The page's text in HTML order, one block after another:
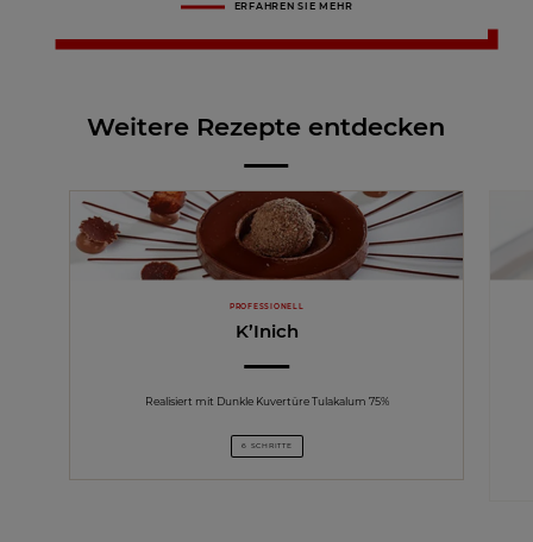
ERFAHREN SIE MEHR
Weitere Rezepte entdecken
PROFESSIONELL
K’Inich
Realisiert mit Dunkle Kuvertüre Tulakalum 75%
6 SCHRITTE